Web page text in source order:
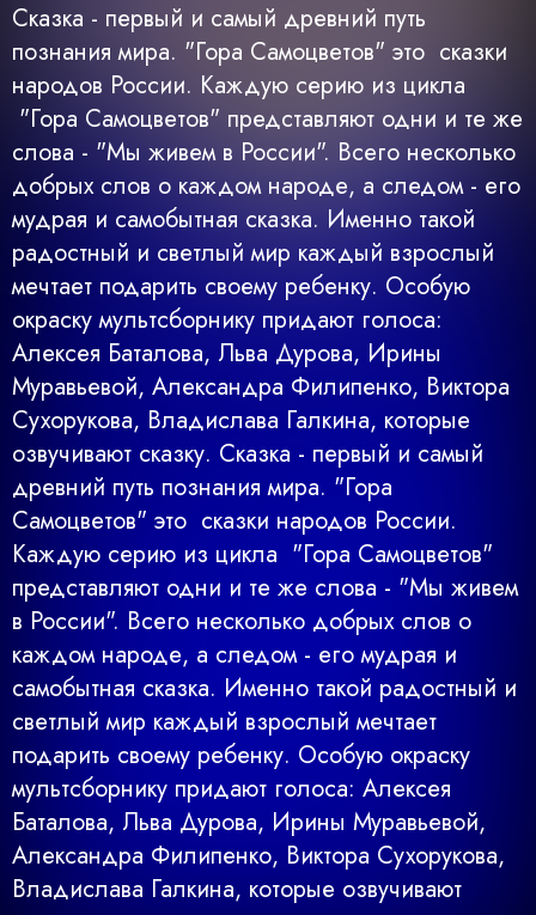
Сказка - первый и самый древний путь
познания мира. "Гора Самоцветов" это сказки
народов России. Каждую серию из цикла
"Гора Самоцветов" представляют одни и те же
слова - "Мы живем в России". Всего несколько
добрых слов о каждом народе, а следом - его
мудрая и самобытная сказка. Именно такой
радостный и светлый мир каждый взрослый
мечтает подарить своему ребенку. Особую
окраску мультсборнику придают голоса:
Алексея Баталова, Льва Дурова, Ирины
Муравьевой, Александра Филипенко, Виктора
Сухорукова, Владислава Галкина, которые
озвучивают сказку. Сказка - первый и самый
древний путь познания мира. "Гора
Самоцветов" это сказки народов России.
Каждую серию из цикла "Гора Самоцветов"
представляют одни и те же слова - "Мы живем
в России". Всего несколько добрых слов о
каждом народе, а следом - его мудрая и
самобытная сказка. Именно такой радостный и
светлый мир каждый взрослый мечтает
подарить своему ребенку. Особую окраску
мультсборнику придают голоса: Алексея
Баталова, Льва Дурова, Ирины Муравьевой,
Александра Филипенко, Виктора Сухорукова,
Владислава Галкина, которые озвучивают